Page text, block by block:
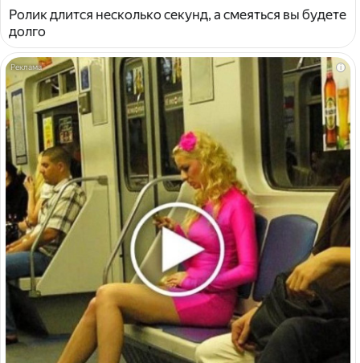
Ролик длится несколько секунд, а смеяться вы будете
долго
i